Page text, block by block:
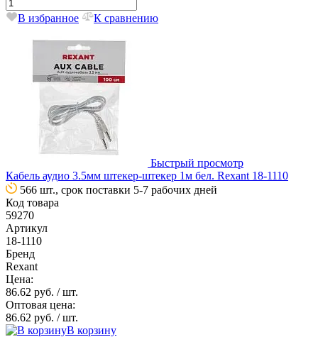
В избранное К сравнению
Быстрый просмотр
Кабель аудио 3.5мм штекер-штекер 1м бел. Rexant 18-1110
566 шт., срок поставки 5-7 рабочих дней
Код товара
59270
Артикул
18-1110
Бренд
Rexant
Цена:
86.62 руб. / шт.
Оптовая цена:
86.62 руб. / шт.
В корзину